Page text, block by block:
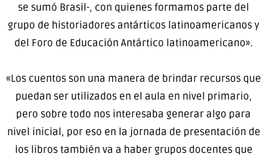
se sumó Brasil-, con quienes formamos parte del
grupo de historiadores antárticos latinoamericanos y
del Foro de Educación Antártico latinoamericano».
«Los cuentos son una manera de brindar recursos que
puedan ser utilizados en el aula en nivel primario,
pero sobre todo nos interesaba generar algo para
nivel inicial, por eso en la jornada de presentación de
los libros también va a haber grupos docentes que